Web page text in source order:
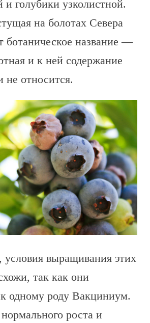
и голубики узколистной.
на болотах Севера
ботаническое название —
и к ней содержание
не относится.
условия выращивания этих
так как они
одному роду Вакциниум.
роста и